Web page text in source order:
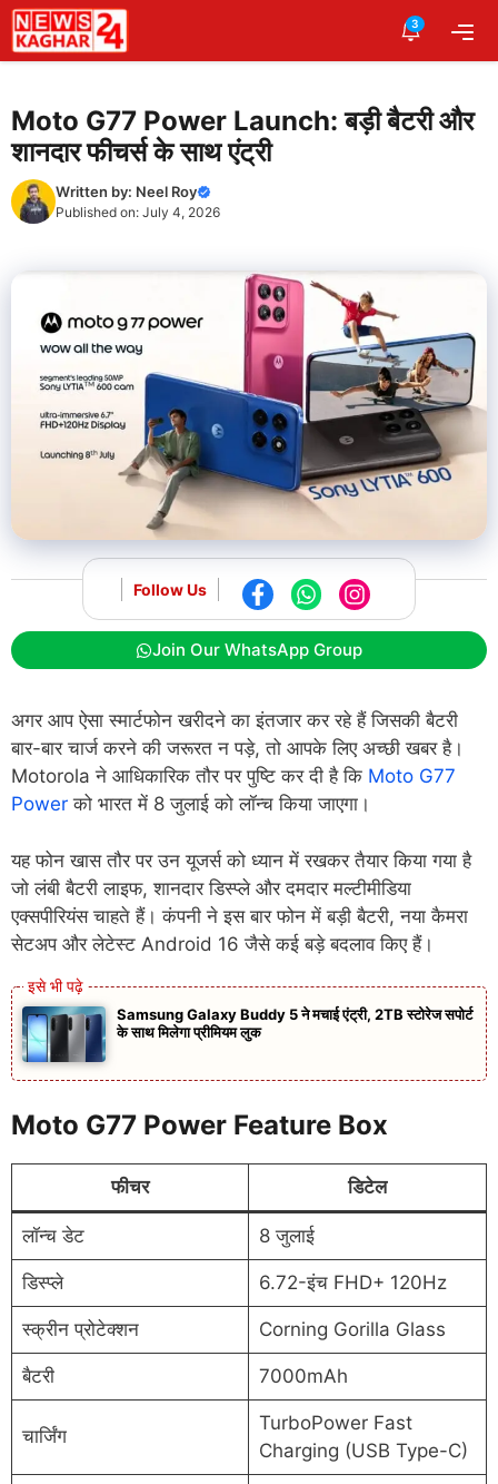
Skip
to
content
3
Moto G77 Power Launch: बड़ी बैटरी और
शानदार फीचर्स के साथ एंट्री
Written by: Neel Roy
Published on: July 4, 2026
Follow Us
Join Our WhatsApp Group
अगर आप ऐसा स्मार्टफोन खरीदने का इंतजार कर रहे हैं जिसकी बैटरी
बार-बार चार्ज करने की जरूरत न पड़े, तो आपके लिए अच्छी खबर है।
Motorola ने आधिकारिक तौर पर पुष्टि कर दी है कि Moto G77
Power को भारत में 8 जुलाई को लॉन्च किया जाएगा।
यह फोन खास तौर पर उन यूजर्स को ध्यान में रखकर तैयार किया गया है
जो लंबी बैटरी लाइफ, शानदार डिस्प्ले और दमदार मल्टीमीडिया
एक्सपीरियंस चाहते हैं। कंपनी ने इस बार फोन में बड़ी बैटरी, नया कैमरा
सेटअप और लेटेस्ट Android 16 जैसे कई बड़े बदलाव किए हैं।
Samsung Galaxy Buddy 5 ने मचाई एंट्री, 2TB स्टोरेज सपोर्ट
के साथ मिलेगा प्रीमियम लुक
Moto G77 Power Feature Box
फीचर डिटेल
लॉन्च डेट 8 जुलाई
डिस्प्ले 6.72-इंच FHD+ 120Hz
स्क्रीन प्रोटेक्शन Corning Gorilla Glass
बैटरी 7000mAh
चार्जिंग
TurboPower Fast
Charging (USB Type-C)